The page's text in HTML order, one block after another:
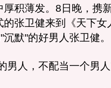
积薄发。8日晚，携
的张卫健来到《天下女
默"的好男人张卫健。
人，不配当一个男